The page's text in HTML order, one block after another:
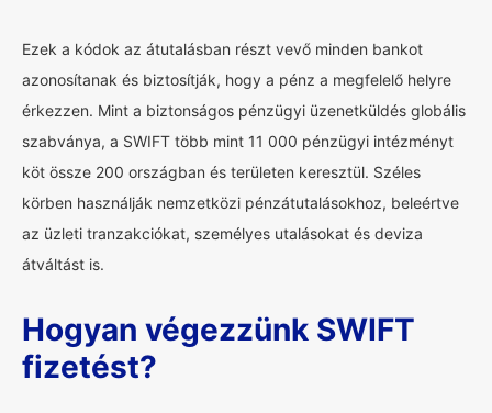
Ezek a kódok az átutalásban részt vevő minden bankot
azonosítanak és biztosítják, hogy a pénz a megfelelő helyre
érkezzen. Mint a biztonságos pénzügyi üzenetküldés globális
szabványa, a SWIFT több mint 11 000 pénzügyi intézményt
köt össze 200 országban és területen keresztül. Széles
körben használják nemzetközi pénzátutalásokhoz, beleértve
az üzleti tranzakciókat, személyes utalásokat és deviza
átváltást is.
Hogyan végezzünk SWIFT
fizetést?